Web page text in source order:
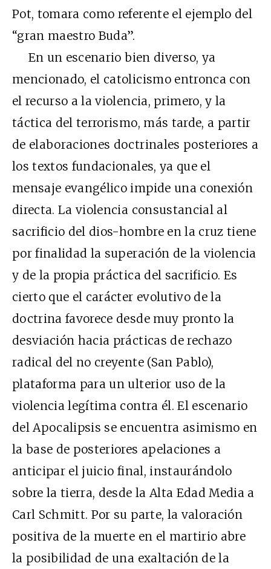
Pot, tomara como referente el ejemplo del
“gran maestro Buda”.
En un escenario bien diverso, ya
mencionado, el catolicismo entronca con
el recurso a la violencia, primero, y la
táctica del terrorismo, más tarde, a partir
de elaboraciones doctrinales posteriores a
los textos fundacionales, ya que el
mensaje evangélico impide una conexión
directa. La violencia consustancial al
sacrificio del dios-hombre en la cruz tiene
por finalidad la superación de la violencia
y de la propia práctica del sacrificio. Es
cierto que el carácter evolutivo de la
doctrina favorece desde muy pronto la
desviación hacia prácticas de rechazo
radical del no creyente (San Pablo),
plataforma para un ulterior uso de la
violencia legítima contra él. El escenario
del Apocalipsis se encuentra asimismo en
la base de posteriores apelaciones a
anticipar el juicio final, instaurándolo
sobre la tierra, desde la Alta Edad Media a
Carl Schmitt. Por su parte, la valoración
positiva de la muerte en el martirio abre
la posibilidad de una exaltación de la